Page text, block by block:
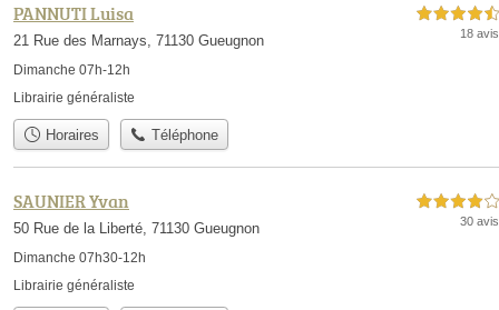
PANNUTI Luisa
21 Rue des Marnays, 71130 Gueugnon
Dimanche 07h-12h
4,5 étoiles sur 5
18 avis
Librairie généraliste
Horaires Téléphone
SAUNIER Yvan
50 Rue de la Liberté, 71130 Gueugnon
Dimanche 07h30-12h
4,0 étoiles sur 5
30 avis
Librairie généraliste